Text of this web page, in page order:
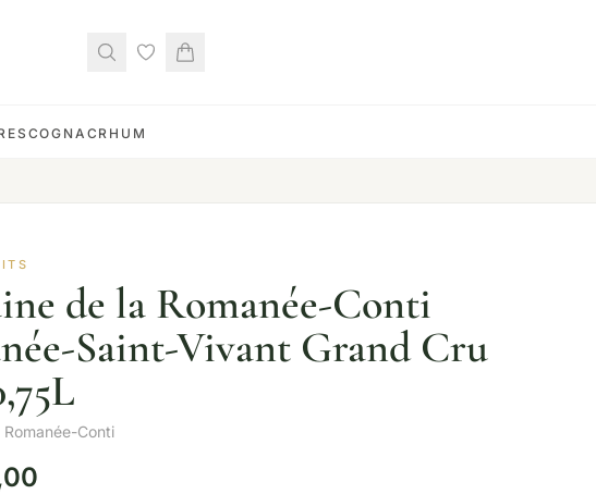
COGNAC RHUM
de la Romanée-Conti
Saint-Vivant Grand Cru
Conti